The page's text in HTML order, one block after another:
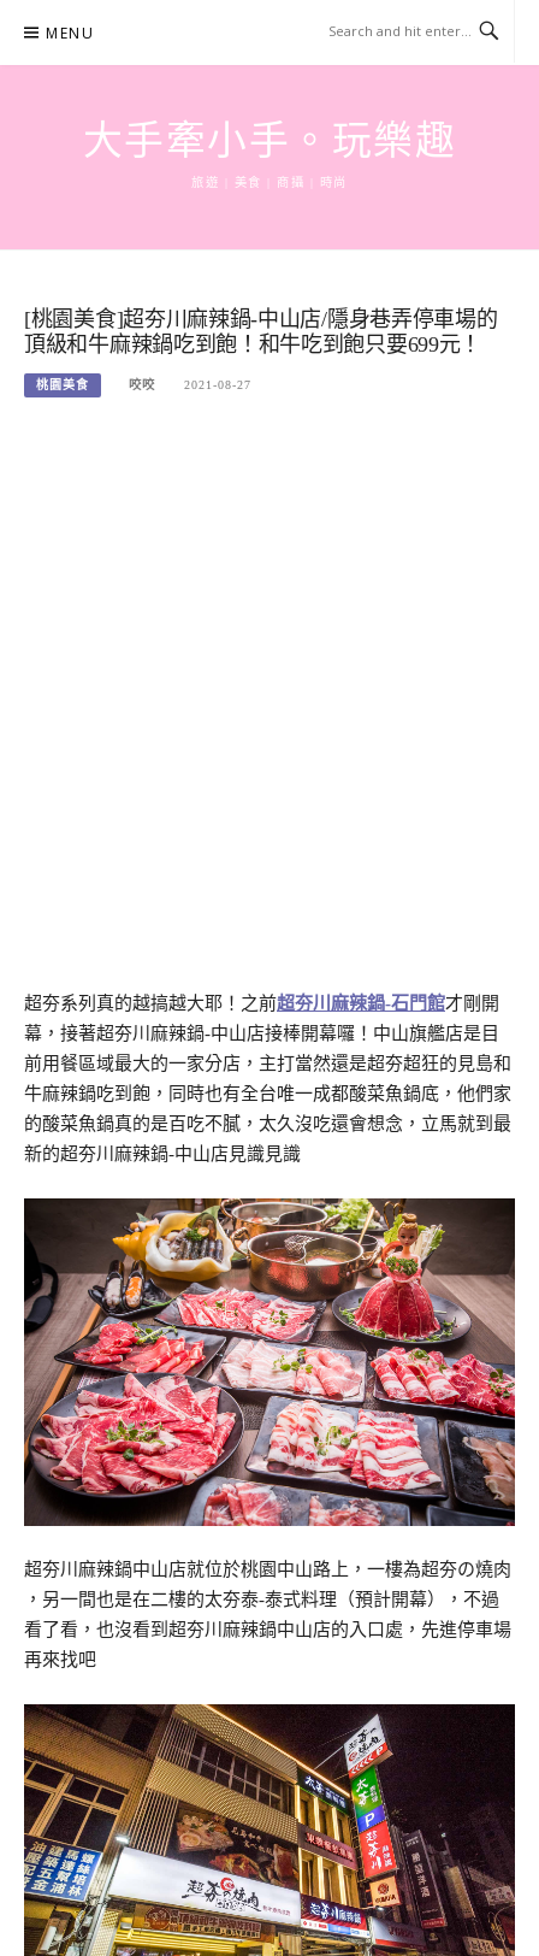
content
MENU
大手牽小手。玩樂趣
旅遊 | 美食 | 商攝 | 時尚
[桃園美食]超夯川麻辣鍋-中山店/隱身巷弄停車場的
頂級和牛麻辣鍋吃到飽！和牛吃到飽只要699元！
桃園美食 咬咬 2021-08-27
超夯系列真的越搞越大耶！之前超夯川麻辣鍋-石門館才剛開
幕，接著超夯川麻辣鍋-中山店接棒開幕囉！中山旗艦店是目
前用餐區域最大的一家分店，主打當然還是超夯超狂的見島和
牛麻辣鍋吃到飽，同時也有全台唯一成都酸菜魚鍋底，他們家
的酸菜魚鍋真的是百吃不膩，太久沒吃還會想念，立馬就到最
新的超夯川麻辣鍋-中山店見識見識
超夯川麻辣鍋中山店就位於桃園中山路上，一樓為超夯の燒肉
，另一間也是在二樓的太夯泰-泰式料理（預計開幕），不過
看了看，也沒看到超夯川麻辣鍋中山店的入口處，先進停車場
再來找吧